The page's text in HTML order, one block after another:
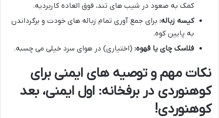
کمک به صعود در شیب های تند، فوق العاده کاربردیه.
کیسه زباله: برای جمع آوری تمام زباله های خودت و برگرداندن
به پایین کوه.
فلاسک چای یا قهوه: (اختیاری) در هوای سرد خیلی می چسبه.
نکات مهم و توصیه های ایمنی برای
کوهنوردی در برفخانه: اول ایمنی، بعد
کوهنوردی!